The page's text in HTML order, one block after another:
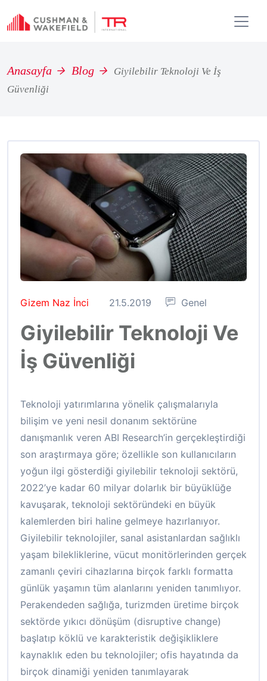
Anasayfa Blog
Giyilebilir Teknoloji Ve İş
Güvenliği
Gizem Naz İnci 21.5.2019 Genel
Giyilebilir Teknoloji Ve
İş Güvenliği
Teknoloji yatırımlarına yönelik çalışmalarıyla
bilişim ve yeni nesil donanım sektörüne
danışmanlık veren ABI Research’in gerçekleştirdiği
son araştırmaya göre; özellikle son kullanıcıların
yoğun ilgi gösterdiği giyilebilir teknoloji sektörü,
2022’ye kadar 60 milyar dolarlık bir büyüklüğe
kavuşarak, teknoloji sektöründeki en büyük
kalemlerden biri haline gelmeye hazırlanıyor.
Giyilebilir teknolojiler, sanal asistanlardan sağlıklı
yaşam bilekliklerine, vücut monitörlerinden gerçek
zamanlı çeviri cihazlarına birçok farklı formatta
günlük yaşamın tüm alanlarını yeniden tanımlıyor.
Perakendeden sağlığa, turizmden üretime birçok
sektörde yıkıcı dönüşüm (disruptive change)
başlatıp köklü ve karakteristik değişikliklere
kaynaklık eden bu teknolojiler; ofis hayatında da
birçok dinamiği yeniden tanımlayarak